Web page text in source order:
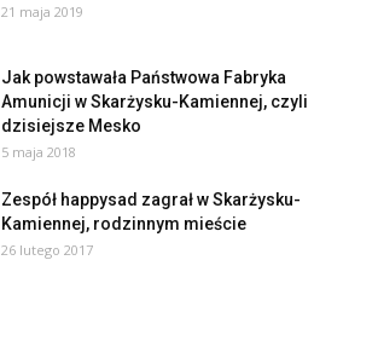
21 maja 2019
Jak powstawała Państwowa Fabryka
Amunicji w Skarżysku-Kamiennej, czyli
dzisiejsze Mesko
5 maja 2018
Zespół happysad zagrał w Skarżysku-
Kamiennej, rodzinnym mieście
26 lutego 2017